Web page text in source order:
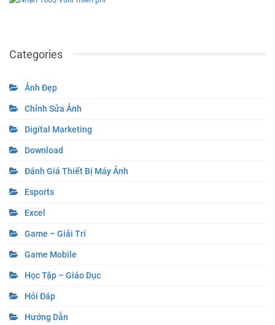
Categories
Ảnh Đẹp
Chỉnh Sửa Ảnh
Digital Marketing
Download
Đánh Giá Thiết Bị Máy Ảnh
Esports
Excel
Game – Giải Trí
Game Mobile
Học Tập – Giáo Dục
Hỏi Đáp
Hướng Dẫn